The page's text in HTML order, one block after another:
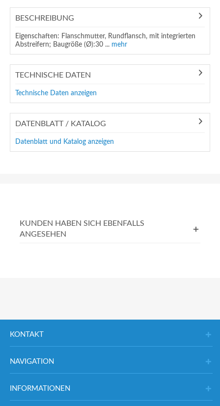
BESCHREIBUNG
Eigenschaften: Flanschmutter, Rundflansch, mit integrierten
Abstreifern; Baugröße (Ø):30 ... mehr
TECHNISCHE DATEN
Technische Daten anzeigen
DATENBLATT / KATALOG
Datenblatt und Katalog anzeigen
KUNDEN HABEN SICH EBENFALLS
ANGESEHEN
KONTAKT
NAVIGATION
INFORMATIONEN